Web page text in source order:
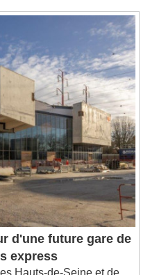
d'une future gare de
express